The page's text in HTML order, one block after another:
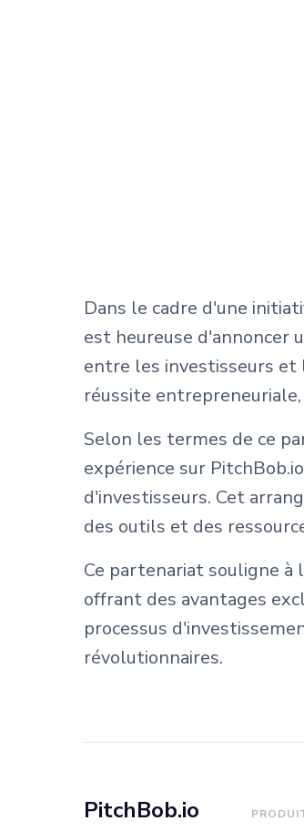
Dans le cadre d'une
est heureuse d'annoncer
entre les investisseurs
réussite
Selon les termes de ce
expérience sur
d'investisseurs. Cet
des outils et des
Ce partenariat souligne
offrant des avantages
processus
révolutionnaires.
PitchBob.io